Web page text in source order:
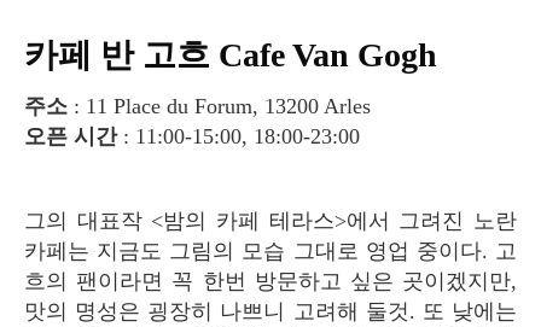
카페 반 고흐 Cafe Van Gogh
주소 : 11 Place du Forum, 13200 Arles
오픈 시간: 11:00-15:00, 18:00-23:00
그의 대표작 <밤의 카페 테라스>에서 그려진 노란
카페는 지금도 그림의 모습 그대로 영업 중이다. 고
흐의 팬이라면 꼭 한번 방문하고 싶은 곳이겠지만,
맛의 명성은 굉장히 나쁘니 고려해 둘것. 또 낮에는